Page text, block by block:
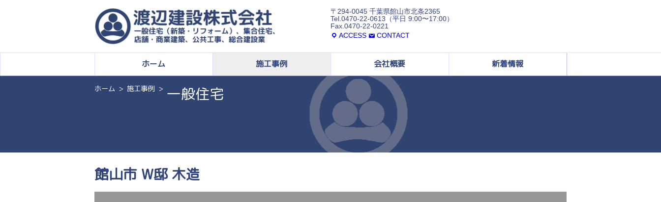
〒294-0045 千葉県館山市北条2365
Tel.0470-22-0613（平日 9:00〜17:00）
Fax.0470-22-0221
ACCESS
CONTACT
ホーム 施工事例 会社概要 新着情報
ホーム 施工事例 一般住宅
館山市 W邸 木造